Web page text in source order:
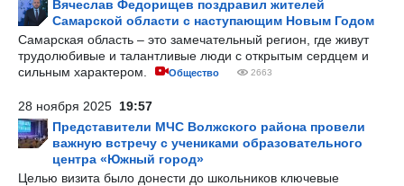
Вячеслав Федорищев поздравил жителей
Самарской области с наступающим Новым Годом
Самарская область – это замечательный регион, где живут
трудолюбивые и талантливые люди с открытым сердцем и
сильным характером.
Общество 2663
28 ноября 2025 19:57
Представители МЧС Волжского района провели
важную встречу с учениками образовательного
центра «Южный город»
Целью визита было донести до школьников ключевые